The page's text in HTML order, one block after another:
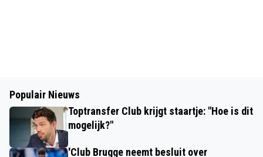
Populair Nieuws
Toptransfer Club krijgt staartje: "Hoe is dit
mogelijk?"
'Club Brugge neemt besluit over